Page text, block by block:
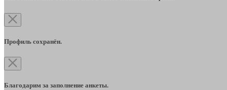
Профиль сохранён.
Благодарим за заполнение анкеты.